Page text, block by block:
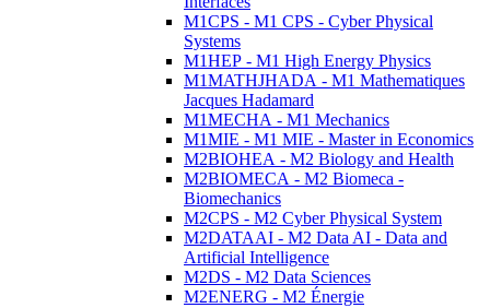
M1CPS - M1 CPS - Cyber Physical
Systems
M1HEP - M1 High Energy Physics
M1MATHJHADA - M1 Mathematiques
Jacques Hadamard
M1MECHA - M1 Mechanics
M1MIE - M1 MIE - Master in Economics
M2BIOHEA - M2 Biology and Health
M2BIOMECA - M2 Biomeca -
Biomechanics
M2CPS - M2 Cyber Physical System
M2DATAAI - M2 Data AI - Data and
Artificial Intelligence
M2DS - M2 Data Sciences
M2ENERG - M2 Énergie